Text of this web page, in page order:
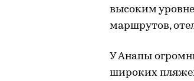
высоким
маршрутов,
У Анапы
широких